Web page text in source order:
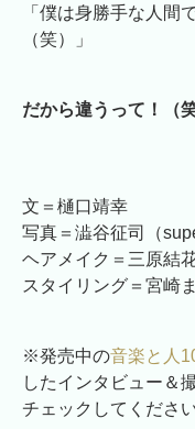
「僕は身勝手な人
（笑）」
だから違うって！（笑
文＝樋口靖幸
写真＝澁谷征司（
ヘアメイク＝三原結
スタイリング＝宮崎
※発売中の音楽と人
したインタビュー＆
チェックしてください